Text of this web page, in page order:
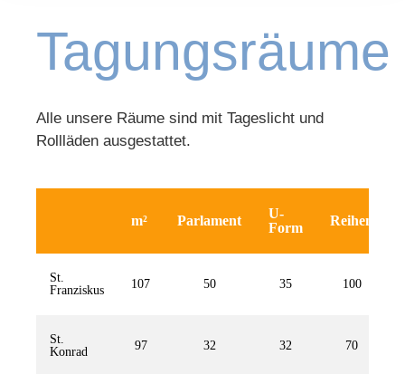
Tagungsräume
Alle unsere Räume sind mit Tageslicht und
Rollläden ausgestattet.
m² Parlament
U-
Form
Reihen
St.
Franziskus
107 50 35 100
St.
Konrad
97 32 32 70